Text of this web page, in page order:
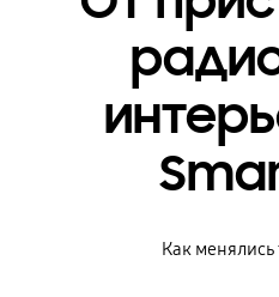
Как менялись